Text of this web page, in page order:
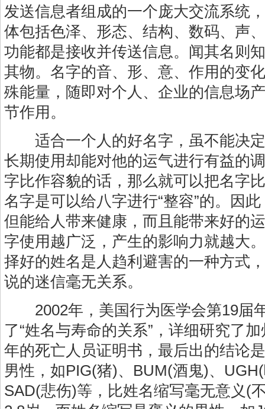
发送信息者组成的一个庞大交流系统
体包括色泽、形态、结构、数码、声
功能都是接收并传送信息。闻其名则
其物。名字的音、形、意、作用的变
殊能量，随即对个人、企业的信息场
节作用。
适合一个人的好名字，虽不能决定
长期使用却能对他的运气进行有益的
字比作容貌的话，那么就可以把名字
名字是可以给八字进行“整容”的。因
但能给人带来健康，而且能带来好的
字使用越广泛，产生的影响力就越大
择好的姓名是人趋利避害的一种方式
说的迷信毫无关系。
2002年，美国行为医学会第19届
了“姓名与寿命的关系”，详细研究了
年的死亡人员证明书，最后出的结论
男性，如PIG(猪)、BUM(酒鬼)、
SAD(悲伤)等，比姓名缩写毫无意义(